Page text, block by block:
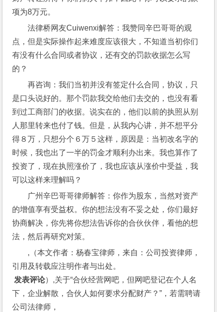
项为8万元。
法律桥网友Cuiwenxi解答：我赞同辛巴哥哥的观
点，但是实际操作起来难度应该很大，不知道当初你们
有没有什么合同或者协议，还有交的罚款收据怎么写
的？
再咨询：我们当初并没有签定什么合同，协议，只
是口头说好的。那个罚款我交给他们去交的，也没有看
到过工商部门的收据。说实在的，他们以前的执照从别
人那里转来也付了钱。但是，从我内心讲，并不想平分
得８万，只想分个６万５这样，原因是：当初改名字的
时候，我也出了一半的罚金才顺利办出来。我也算作了
投资了，现在执照涨价了，我也应该从涨价中受益，我
可以这样来理解吗？
广州辛巴哥哥律师解答：你作为股东，当然对资产
的增值享有受益权。你的想法没有不妥之处，你们最好
协商解决，你先将你想法告诉你的合伙伙伴，看他的想
法，然后再研究对策。
,（本文作者：杨春宝律师，来自：公司投资律师，
引用及转载应注明作者与出处。
发表评论）,关于“合伙经营网吧，但网吧登记在个人名
下，企业解散，合伙人如何要求分配财产？”，若需聘请
公司法律师，